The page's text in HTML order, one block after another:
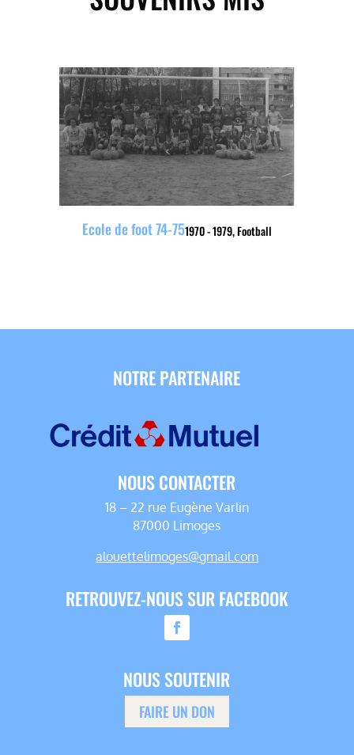
1970 - 1979,Football
Ecole de foot 74-75
NOTRE PARTENAIRE
NOUS CONTACTER
18 – 22 rue Eugène Varlin
87000 Limoges
alouettelimoges@gmail.com
RETROUVEZ-NOUS SUR FACEBOOK
NOUS SOUTENIR
FAIRE UN DON